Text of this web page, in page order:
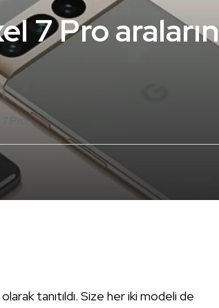
7 Pro
7 Pro
tanıtıldı. Size her iki modeli de